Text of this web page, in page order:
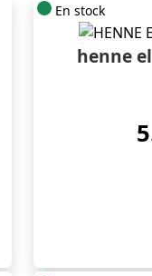
En stock
henne